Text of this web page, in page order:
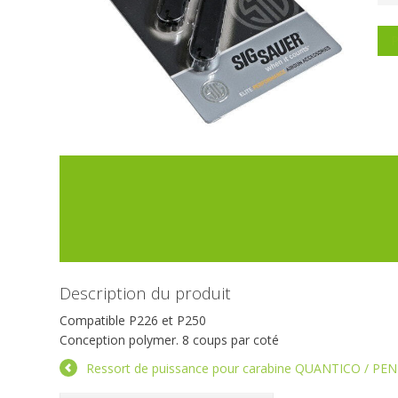
Description du produit
Compatible P226 et P250
Conception polymer. 8 coups par coté
Ressort de puissance pour carabine QUANTICO /